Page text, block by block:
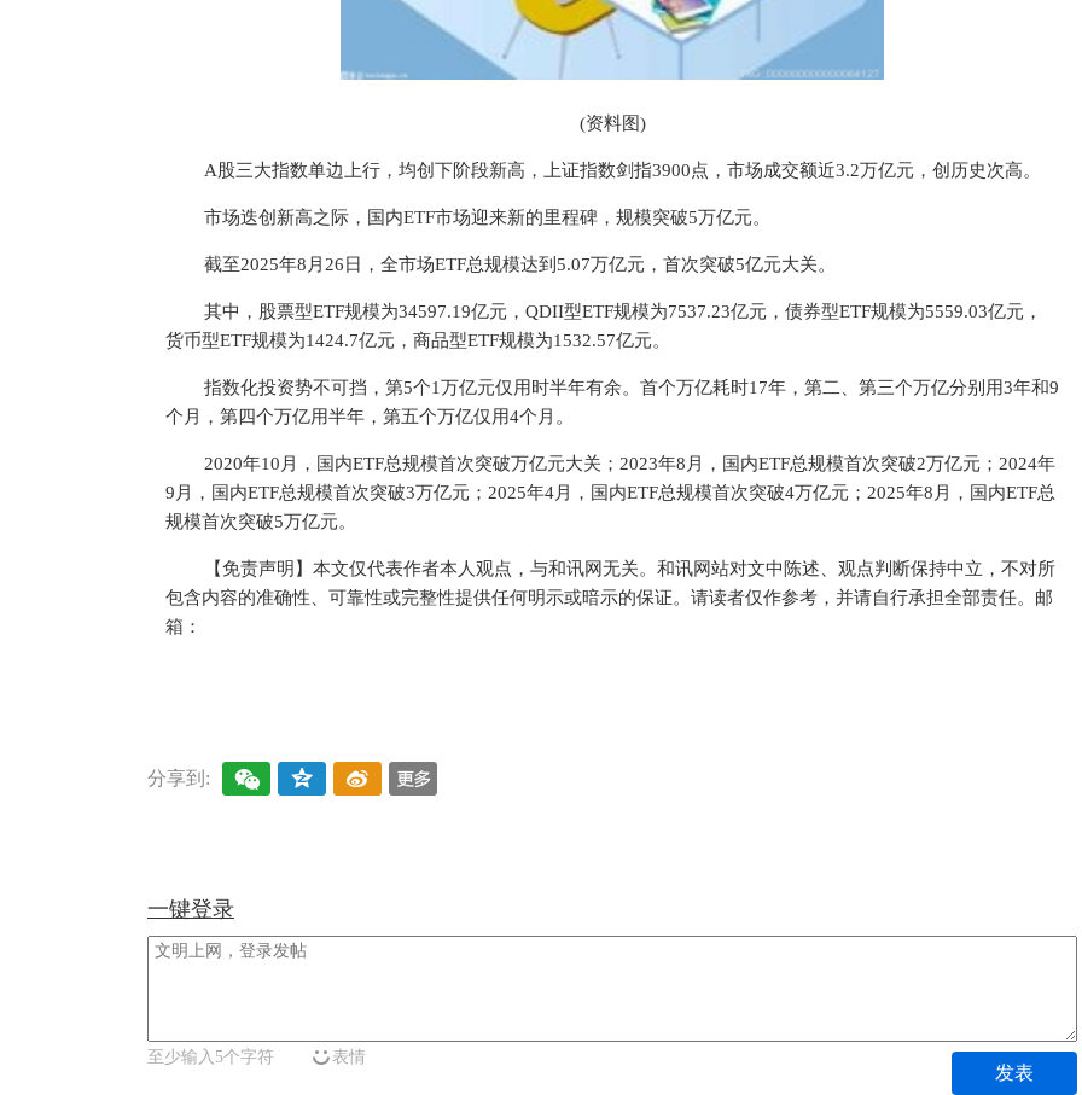
(资料图)
A股三大指数单边上行，均创下阶段新高，上证指数剑指3900点，市场成交额近3.2万亿元，创历史次高。
市场迭创新高之际，国内ETF市场迎来新的里程碑，规模突破5万亿元。
截至2025年8月26日，全市场ETF总规模达到5.07万亿元，首次突破5亿元大关。
其中，股票型ETF规模为34597.19亿元，QDII型ETF规模为7537.23亿元，债券型ETF规模为5559.03亿元，
货币型ETF规模为1424.7亿元，商品型ETF规模为1532.57亿元。
指数化投资势不可挡，第5个1万亿元仅用时半年有余。首个万亿耗时17年，第二、第三个万亿分别用3年和9
个月，第四个万亿用半年，第五个万亿仅用4个月。
2020年10月，国内ETF总规模首次突破万亿元大关；2023年8月，国内ETF总规模首次突破2万亿元；2024年
9月，国内ETF总规模首次突破3万亿元；2025年4月，国内ETF总规模首次突破4万亿元；2025年8月，国内ETF总
规模首次突破5万亿元。
【免责声明】本文仅代表作者本人观点，与和讯网无关。和讯网站对文中陈述、观点判断保持中立，不对所
包含内容的准确性、可靠性或完整性提供任何明示或暗示的保证。请读者仅作参考，并请自行承担全部责任。邮
箱：
分享到:
一键登录
至少输入5个字符 表情
发表